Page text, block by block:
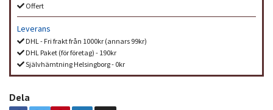
Offert
Leverans
DHL - Fri frakt från 1000kr (annars 99kr)
DHL Paket (för företag) - 190kr
Självhämtning Helsingborg - 0kr
Dela